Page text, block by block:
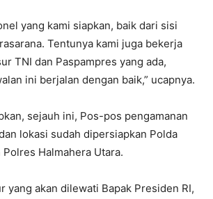
yang kami siapkan, baik dari sisi
Tentunya kami juga bekerja
TNI dan Paspampres yang ada,
ini berjalan dengan baik,” ucapnya.
sejauh ini, Pos-pos pengamanan
lokasi sudah dipersiapkan Polda
Halmahera Utara.
yang akan dilewati Bapak Presiden RI,